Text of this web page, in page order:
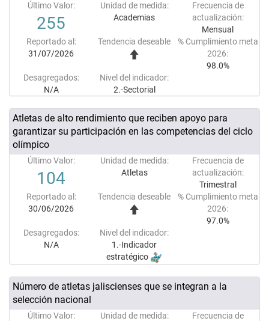
Último Valor:
255
Unidad de medida:
Academias
Frecuencia de
actualización:
Mensual
Reportado al:
31/07/2026
Tendencia deseable
% Cumplimiento meta
2026:
98.0%
Desagregados:
N/A
Nivel del indicador:
2.-Sectorial
Atletas de alto rendimiento que reciben apoyo para
garantizar su participación en las competencias del ciclo
olímpico
Último Valor:
104
Unidad de medida:
Atletas
Frecuencia de
actualización:
Trimestral
Reportado al:
30/06/2026
Tendencia deseable
% Cumplimiento meta
2026:
97.0%
Desagregados:
N/A
Nivel del indicador:
1.-Indicador
estratégico
Número de atletas jaliscienses que se integran a la
selección nacional
Último Valor:
Unidad de medida:
Frecuencia de